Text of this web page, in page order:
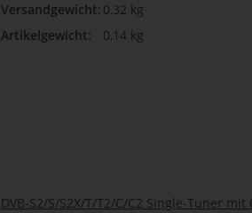
Versandgewicht: 0,32 kg
Artikelgewicht:
0,14 kg
DVB-S2/S/S2X/T/T2/C/C2 Single-Tuner